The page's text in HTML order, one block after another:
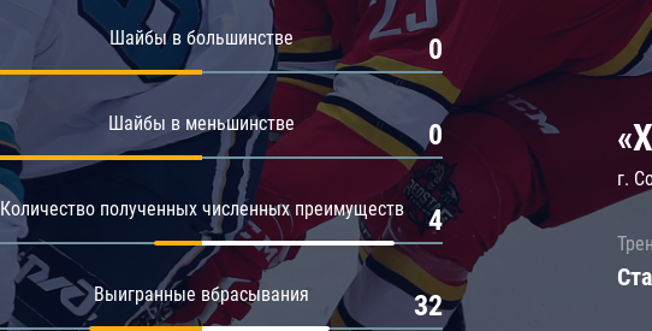
Амур
Барыс
Салават Юлаев
Шайбы в большинстве 0
Шайбы в меньшинстве 0
Количество полученных численных преимуществ 4
Выигранные вбрасывания 32
г.